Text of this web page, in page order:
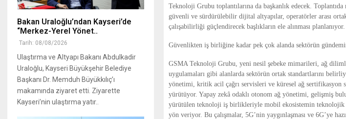
Teknoloji Grubu toplantılarına da başkanlık edecek.
güvenli ve sürdürülebilir dijital altyapılar, operatörler arası
çalışabilirliği güçlendirecek başlıkların ele alınması planlanıyor.
Güvenlikten iş birliğine kadar pek çok alanda sektörün
GSMA Teknoloji Grubu, yeni nesil şebeke mimarileri, ağ
uygulamaları gibi alanlarda sektörün ortak standartlarını
yönetimi, kritik acil çağrı servisleri ve küresel ağ sertifikasyon
yürütüyor. Yapay zekâ odaklı otonom ağ yönetimi, gelişmiş
yürütülen teknoloji iş birlikleriyle mobil ekosistemin teknolojik
yön veriyor. Bu çalışmalar, 5G’nin yaygınlaşması ve 6G’ye
Bakan Uraloğlu’ndan Kayseri’de
“Merkez-Yerel Yönet..
Tarih: 08/08/2026
Ulaştırma ve Altyapı Bakanı Abdulkadir
Uraloğlu, Kayseri Büyükşehir Belediye
Başkanı Dr. Memduh Büyükkılıç’ı
makamında ziyaret etti. Ziyarette
Kayseri’nin ulaştırma yatır..